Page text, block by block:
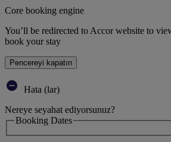
Core booking engine
You’ll be redirected to Accor website to
book your stay
Pencereyi kapatın
Hata (lar)
Nereye seyahat ediyorsunuz?
Booking Dates